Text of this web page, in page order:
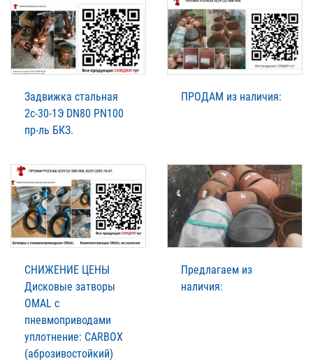
Задвижка стальная
2с-30-1Э DN80 PN100
пр-ль БКЗ.
ПРОДАМ из наличия:
СНИЖЕНИЕ ЦЕНЫ
Дисковые затворы
OMAL с
пневмоприводами
уплотнение: CARBOX
(аброзивостойкий)
Предлагаем из
наличия: